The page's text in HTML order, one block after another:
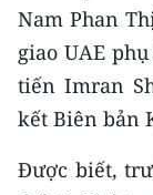
Nam Phan
giao UAE
tiến Imran
kết Biên bản
Được biết,